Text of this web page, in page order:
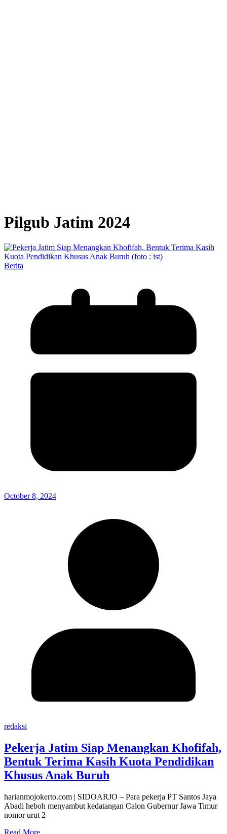
Pilgub Jatim 2024
Berita
October 8, 2024
redaksi
Pekerja Jatim Siap Menangkan Khofifah,
Bentuk Terima Kasih Kuota Pendidikan
Khusus Anak Buruh
harianmojokerto.com | SIDOARJO – Para pekerja PT Santos Jaya
Abadi heboh menyambut kedatangan Calon Gubernur Jawa Timur
nomor urut 2
Read More